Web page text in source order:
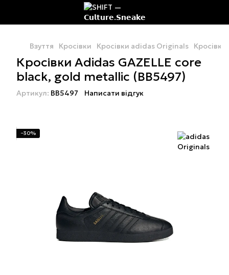
Взуття Кросівки Кросівки adidas Originals
Кросівки Adidas GAZELLE core
black, gold metallic (BB5497)
Артикул: BB5497 Написати відгук
−30%